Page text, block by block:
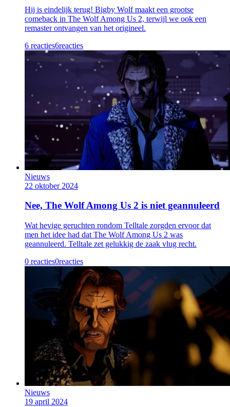
Hij is eindelijk terug! Bigby Wolf maakt een grootse
comeback in The Wolf Among Us 2, terwijl we ook een
remaster ontvangen van het origineel.
6 reacties6reacties
Nieuws
22 oktober 2024
Nee, The Wolf Among Us 2 is niet geannuleerd
Wat hevige geruchten rondom Telltale zorgden ervoor dat
men het idee had dat The Wolf Among Us 2 was
geannuleerd. Telltale zet gelukkig de zaak vlug recht.
0 reacties0reacties
Nieuws
19 april 2024